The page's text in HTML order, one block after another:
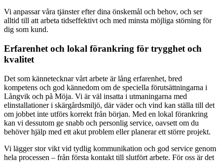
Vi anpassar våra tjänster efter dina önskemål och behov, och ser
alltid till att arbeta tidseffektivt och med minsta möjliga störning för
dig som kund.
Erfarenhet och lokal förankring för trygghet och
kvalitet
Det som kännetecknar vårt arbete är lång erfarenhet, bred
kompetens och god kännedom om de speciella förutsättningarna i
Långvik och på Möja. Vi är väl insatta i utmaningarna med
elinstallationer i skärgårdsmiljö, där väder och vind kan ställa till det
om jobbet inte utförs korrekt från början. Med en lokal förankring
kan vi dessutom ge snabb och personlig service, oavsett om du
behöver hjälp med ett akut problem eller planerar ett större projekt.
Vi lägger stor vikt vid tydlig kommunikation och god service genom
hela processen – från första kontakt till slutfört arbete. För oss är det